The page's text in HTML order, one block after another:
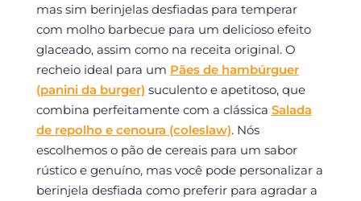
mas sim berinjelas desfiadas para temperar
com molho barbecue para um delicioso efeito
glaceado, assim como na receita original. O
recheio ideal para um Pães de hambúrguer
(panini da burger) suculento e apetitoso, que
combina perfeitamente com a clássica Salada
de repolho e cenoura (coleslaw). Nós
escolhemos o pão de cereais para um sabor
rústico e genuíno, mas você pode personalizar a
berinjela desfiada como preferir para agradar a